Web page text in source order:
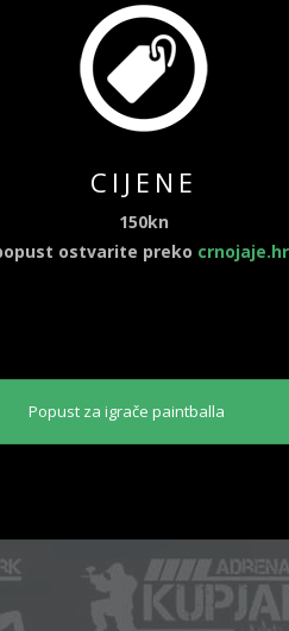
CIJENE
150kn
ostvarite preko crnojaje.hr
Popust za igrače paintballa